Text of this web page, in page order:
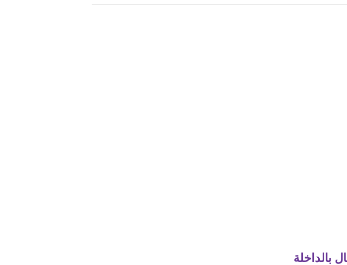
بالداخلة